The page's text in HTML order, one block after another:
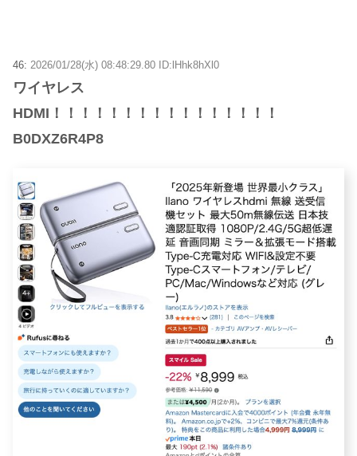
46: 2026/01/28(水) 08:48:29.80 ID:lHhk8hXl0
ワイヤレス
HDMI！！！！！！！！！！！！！！！！
B0DXZ6R4P8